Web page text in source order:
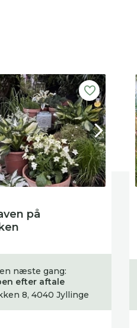
på
næste gang:
efter aftale
8, 4040 Jyllinge